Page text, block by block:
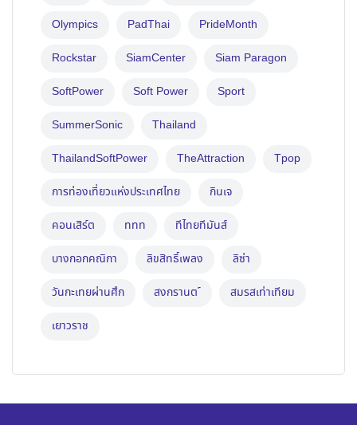
Olympics PadThai PrideMonth
Rockstar SiamCenter Siam Paragon
SoftPower Soft Power Sport
SummerSonic Thailand
ThailandSoftPower TheAttraction Tpop
การท่องเที่ยวแห่งประเทศไทย กินเจ
คอนเสิร์ต ททท ทีไทยทีมันส์
บางกอกคณิกา ลิขสิทธิ์เพลง ลิซ่า
วันกะเทยผ่านศึก สงกรานต ์ สมรสเท่าเทียม
เยาวราช